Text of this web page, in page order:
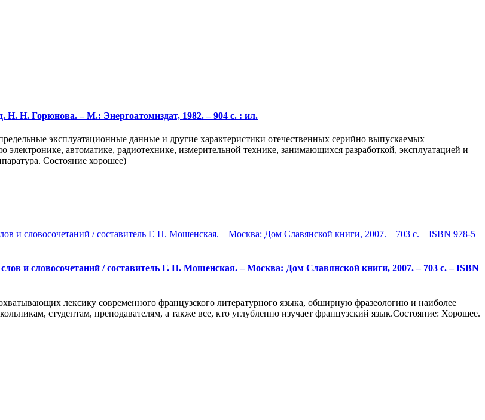
Н. Горюнова. – М.: Энергоатомиздат, 1982. – 904 с. : ил.
эксплуатационные данные и другие характеристики отечественных серийно выпускаемых
автоматике, радиотехнике, измерительной технике, занимающихся разработкой, эксплуатацией и
Состояние хорошее)
и словосочетаний / составитель Г. Н. Мошенская. – Москва: Дом Славянской книги, 2007. – 703 с. – ISBN
лексику современного французского литературного языка, обширную фразеологию и наиболее
студентам, преподавателям, а также все, кто углубленно изучает французский язык.Состояние: Хорошее.